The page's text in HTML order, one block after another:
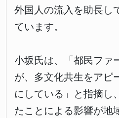
外国人の流入を助長し
ています。
小坂氏は、「都民ファ
が、多文化共生をアピ
にしている」と指摘し
たことによる影響が地